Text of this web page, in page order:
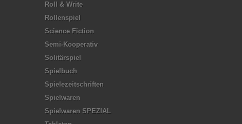
Roll & Write
Rollenspiel
Science Fiction
Semi-Kooperativ
Solitärspiel
Spielbuch
Spielezeitschriften
Spielwaren
Spielwaren SPEZIAL